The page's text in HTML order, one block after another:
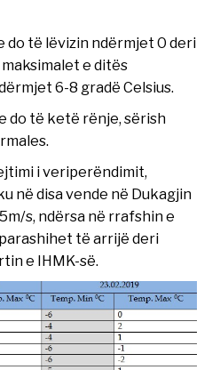
do të lëvizin ndërmjet 0 deri
e ditës
6-8 gradë Celsius.
do të ketë rënje, sërish
i veriperëndimit,
në disa vende në Dukagjin
s, ndërsa në rrafshin e
të arrijë deri
e IHMK-së.